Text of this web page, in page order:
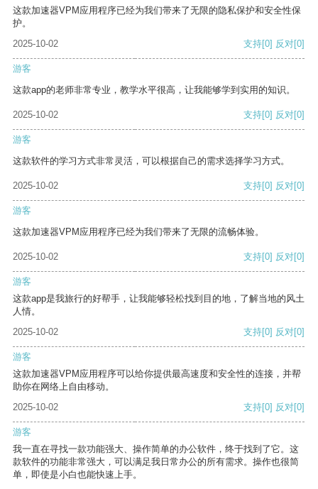
这款加速器VPM应用程序已经为我们带来了无限的隐私保护和安全性保
护。
2025-10-02
支持[0] 反对[0]
游客
这款app的老师非常专业，教学水平很高，让我能够学到实用的知识。
2025-10-02 支持[0] 反对[0]
游客
这款软件的学习方式非常灵活，可以根据自己的需求选择学习方式。
2025-10-02 支持[0] 反对[0]
游客
这款加速器VPM应用程序已经为我们带来了无限的流畅体验。
2025-10-02 支持[0] 反对[0]
游客
这款app是我旅行的好帮手，让我能够轻松找到目的地，了解当地的风土
人情。
2025-10-02
支持[0] 反对[0]
游客
这款加速器VPM应用程序可以给你提供最高速度和安全性的连接，并帮
助你在网络上自由移动。
2025-10-02
支持[0] 反对[0]
游客
我一直在寻找一款功能强大、操作简单的办公软件，终于找到了它。这
款软件的功能非常强大，可以满足我日常办公的所有需求。操作也很简
单，即使是小白也能快速上手。